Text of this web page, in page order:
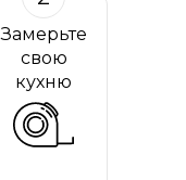
Замерьте
свою
кухню